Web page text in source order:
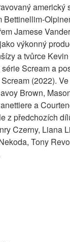
americký
Bettinellim-
Jamese
výkonný
a tvůrce
Scream a
(2022).
Brown,
a
z předchozích
Czerny, Liana
Tony